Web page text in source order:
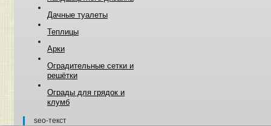
Дачные туалеты
Теплицы
Арки
Оградительные сетки и
решётки
Ограды для грядок и
клумб
seo-текст